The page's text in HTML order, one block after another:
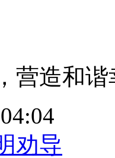
营造和
劝导